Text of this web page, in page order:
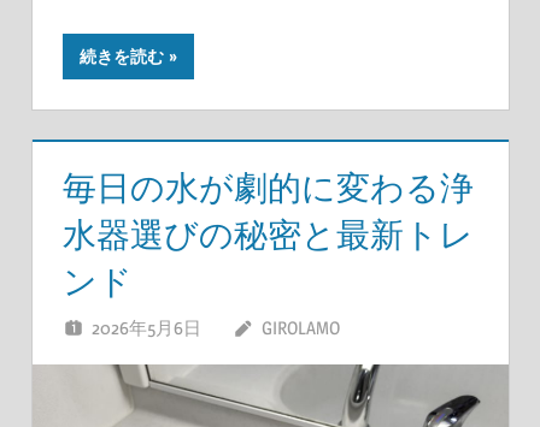
続きを読む
毎日の水が劇的に変わる浄
水器選びの秘密と最新トレ
ンド
2026年5月6日 GIROLAMO